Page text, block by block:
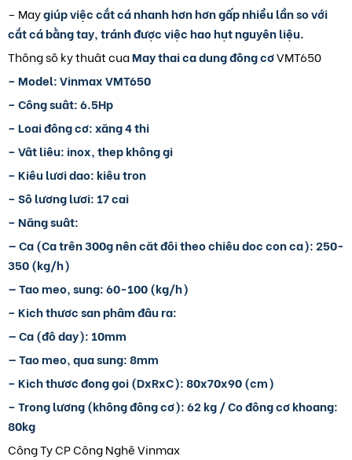
– Maygiúp việc cắt cá nhanh hơn hơn gấp nhiều lần so với
cắt cá bằng tay, tránh được việc hao hụt nguyên liệu.
Thông sô ky thuât cuaMay thai ca dung đông cơVMT650
– Model: Vinmax VMT650
– Công suât: 6.5Hp
– Loai đông cơ: xăng 4 thi
– Vât liêu: inox, thep không gi
– Kiêu lươi dao: kiêu tron
– Sô lương lươi: 17 cai
– Năng suât:
— Ca (Ca trên 300g nên căt đôi theo chiêu doc con ca): 250-
350 (kg/h)
— Tao meo, sung: 60-100 (kg/h)
– Kich thươc san phâm đâu ra:
— Ca (đô day): 10mm
— Tao meo, qua sung: 8mm
– Kich thươc đong goi (DxRxC): 80x70x90 (cm)
– Trong lương (không đông cơ): 62 kg / Co đông cơ khoang:
80kg
Công Ty CP Công Nghê Vinmax